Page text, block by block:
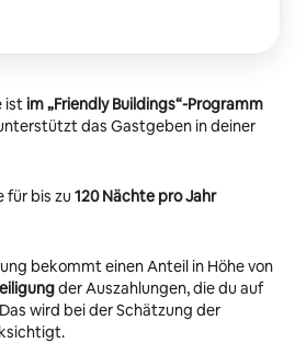
istim „Friendly Buildings“-Programm
das Gastgeben in deiner
für bis zu 120 Nächte pro Jahr
bekommt einen Anteil in Höhe von
der Auszahlungen, die du auf
wird bei der Schätzung der